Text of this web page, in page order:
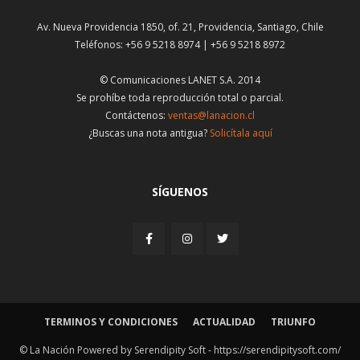
Av. Nueva Providencia 1850, of. 21, Providencia, Santiago, Chile
Teléfonos: +56 9 5218 8974 | +56 9 5218 8972
© Comunicaciones LANET S.A. 2014
Se prohíbe toda reproducción total o parcial.
Contáctenos: ventas@lanacion.cl
¿Buscas una nota antigua? Solicítala aquí
SÍGUENOS
TERMINOS Y CONDICIONES ACTUALIDAD TRIUNFO
© La Nación Powered by Serendipity Soft - https://serendipitysoft.com/